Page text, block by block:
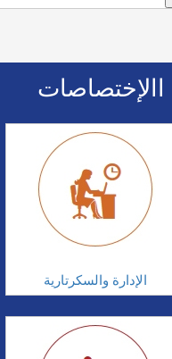
االإختصاصات
الإدارة والسكرتارية